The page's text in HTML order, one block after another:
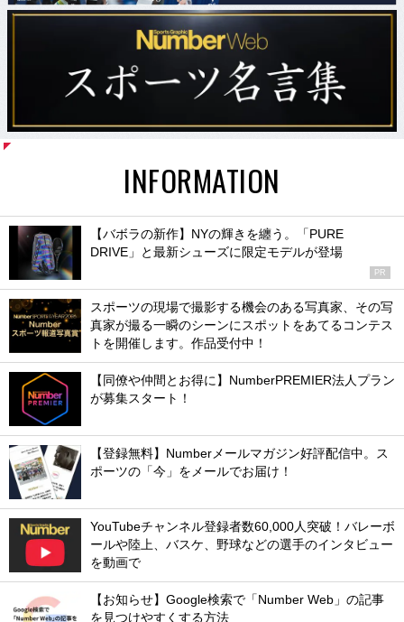
INFORMATION
【バボラの新作】NYの輝きを纏う。「PURE
DRIVE」と最新シューズに限定モデルが登場
PR
スポーツの現場で撮影する機会のある写真家、その写
真家が撮る一瞬のシーンにスポットをあてるコンテス
トを開催します。作品受付中！
【同僚や仲間とお得に】NumberPREMIER法人プラン
が募集スタート！
【登録無料】Numberメールマガジン好評配信中。ス
ポーツの「今」をメールでお届け！
YouTubeチャンネル登録者数60,000人突破！バレーボ
ールや陸上、バスケ、野球などの選手のインタビュー
を動画で
【お知らせ】Google検索で「Number Web」の記事
を見つけやすくする方法